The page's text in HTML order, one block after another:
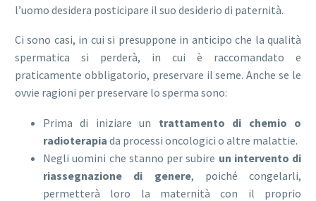
l’uomo desidera posticipare il suo desiderio di paternità.
Ci sono casi, in cui si presuppone in anticipo che la qualità
spermatica si perderà, in cui è raccomandato e
praticamente obbligatorio, preservare il seme. Anche se le
ovvie ragioni per preservare lo sperma sono:
Prima di iniziare un trattamento di chemio o
radioterapia da processi oncologici o altre malattie.
Negli uomini che stanno per subire un intervento di
riassegnazione di genere, poiché congelarli,
permetterà loro la maternità con il proprio